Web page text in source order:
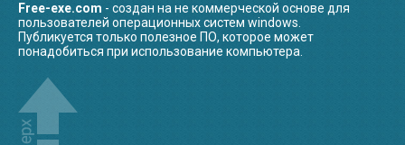
Free-exe.com - создан на не коммерческой основе для
пользователей операционных систем windows.
Публикуется только полезное ПО, которое может
понадобиться при использование компьютера.